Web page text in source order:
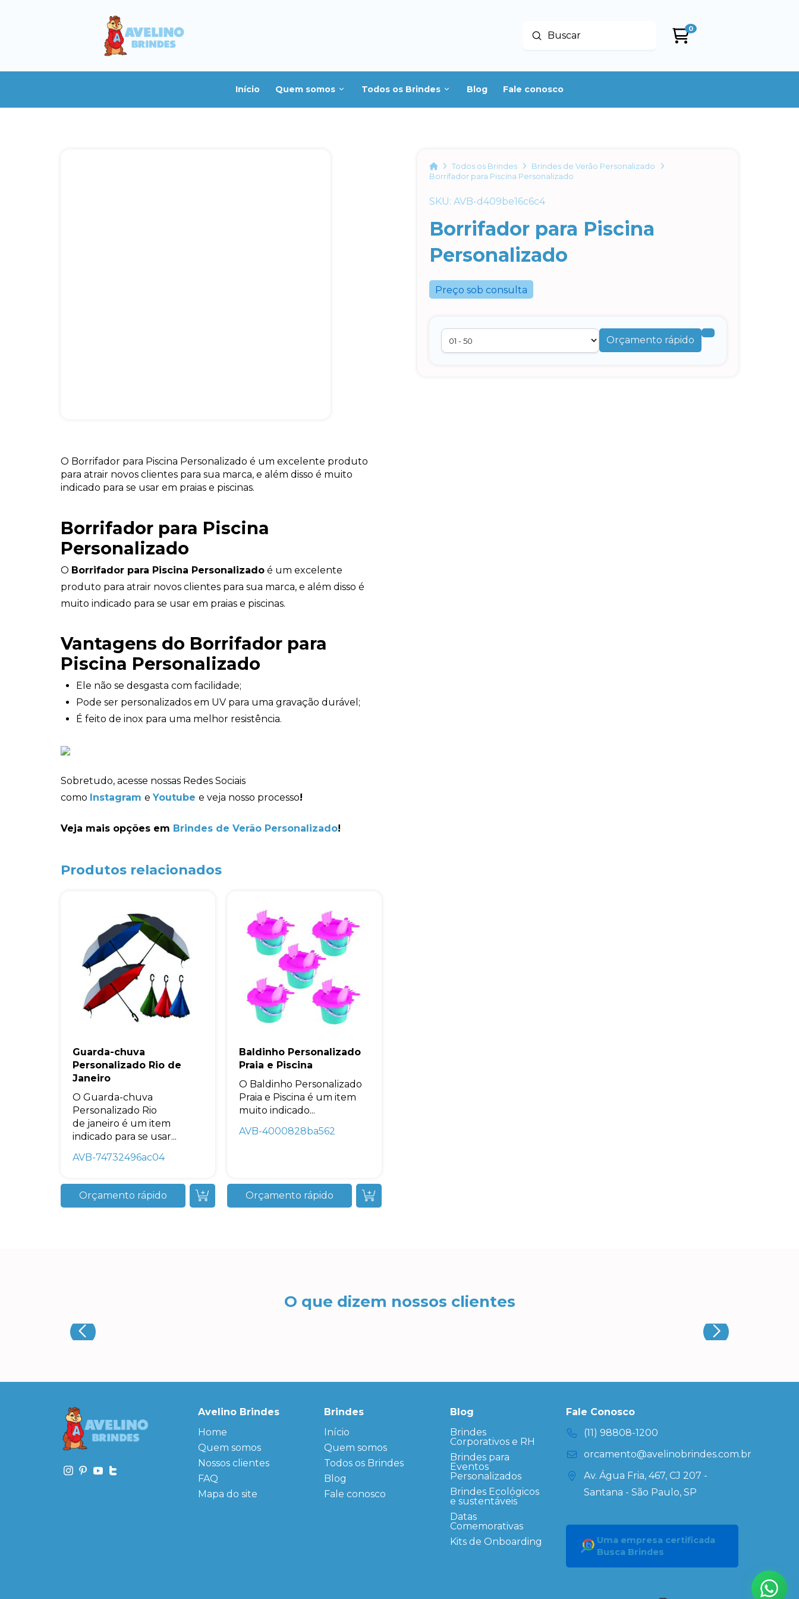
Buscar
Enviar
0
Início Quem somos Todos os Brindes Blog Fale conosco
HomeTodos os Brindes
Brindes de Verão Personalizado
Borrifador para Piscina Personalizado
SKU: AVB-d409be16c6c4
Borrifador para Piscina
Personalizado
Preço sob consulta
Orçamento rápido
O Borrifador para Piscina Personalizado é um excelente produto
para atrair novos clientes para sua marca, e além disso é muito
indicado para se usar em praias e piscinas.
Borrifador para Piscina
Personalizado
O Borrifador para Piscina Personalizado é um excelente
produto para atrair novos clientes para sua marca, e além disso é
muito indicado para se usar em praias e piscinas.
Vantagens do Borrifador para
Piscina Personalizado
Ele não se desgasta com facilidade;
Pode ser personalizados em UV para uma gravação durável;
É feito de inox para uma melhor resistência.
Sobretudo, acesse nossas Redes Sociais
como Instagram e Youtube e veja nosso processo!
Veja mais opções em Brindes de Verão Personalizado!
Produtos relacionados
Guarda-chuva
Personalizado Rio de
Janeiro
O Guarda-chuva
Personalizado Rio
de janeiro é um item
indicado para se usar...
AVB-74732496ac04
Orçamento rápido
Baldinho Personalizado
Praia e Piscina
O Baldinho Personalizado
Praia e Piscina é um item
muito indicado...
AVB-4000828ba562
Orçamento rápido
O que dizem nossos clientes
Avelino Brindes
Home
Quem somos
Nossos clientes
FAQ
Mapa do site
Brindes
Início
Quem somos
← Back
FAQ
Sitemap
Todos os Brindes
← Back
Agendas
Personalizadas
Anotação
Personalizado
Blog
Fale conosco
Blog
Brindes
Corporativos e RH
Brindes para
Eventos
Personalizados
Brindes Ecológicos
e sustentáveis
Datas
Comemorativas
Kits de Onboarding
Fale Conosco
(11) 98808-1200
orcamento@avelinobrindes.com.br
Av. Água Fria, 467, CJ 207 -
Santana - São Paulo, SP
Uma empresa certificada
Busca Brindes
Avelino Brindes
privacidade, utilizaremos seus dados apenas para fins de
marketing. Você pode alterar suas preferências a qualquer
momento.